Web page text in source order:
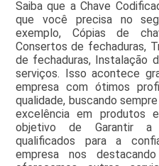
Saiba que a Chave
que você precisa no
exemplo, Cópias de
Consertos de fechaduras,
de fechaduras, Instalação
serviços. Isso acontece
empresa com ótimos
qualidade, buscando
excelência em produtos
objetivo de Garantir a
qualificados para a
empresa nos